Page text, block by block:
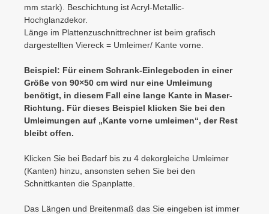
mm stark). Beschichtung ist Acryl-Metallic-
Hochglanzdekor.
Länge im Plattenzuschnittrechner ist beim grafisch
dargestellten Viereck = Umleimer/ Kante vorne.
Beispiel: Für einem Schrank-Einlegeboden in einer
Größe von 90×50 cm wird nur eine Umleimung
benötigt, in diesem Fall eine lange Kante in Maser-
Richtung. Für dieses Beispiel klicken Sie bei den
Umleimungen auf „Kante vorne umleimen“, der Rest
bleibt offen.
Klicken Sie bei Bedarf bis zu 4 dekorgleiche Umleimer
(Kanten) hinzu, ansonsten sehen Sie bei den
Schnittkanten die Spanplatte.
Das Längen und Breitenmaß das Sie eingeben ist immer